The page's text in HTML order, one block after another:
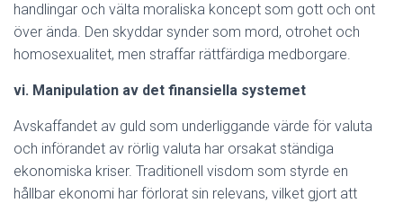
handlingar och välta moraliska koncept som gott och ont
över ända. Den skyddar synder som mord, otrohet och
homosexualitet, men straffar rättfärdiga medborgare.
vi. Manipulation av det finansiella systemet
Avskaffandet av guld som underliggande värde för valuta
och införandet av rörlig valuta har orsakat ständiga
ekonomiska kriser. Traditionell visdom som styrde en
hållbar ekonomi har förlorat sin relevans, vilket gjort att